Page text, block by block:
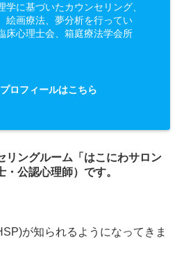
学に基づいたカウンセリング、
絵画療法、夢分析を行ってい
床心理士会、箱庭療法学会所
ロフィールはこちら
リングルーム「はこにわサロン
公認心理師）です。
が知られるようになってきま